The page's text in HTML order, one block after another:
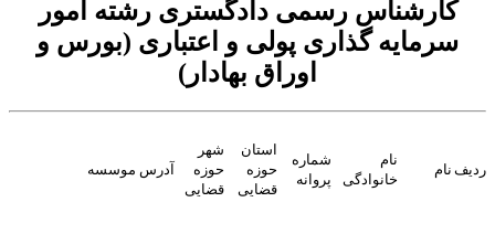
کارشناس رسمی دادگستری رشته امور
سرمایه گذاری پولی و اعتباری (بورس و
اوراق بهادار)
ردیف نام
نام
خانوادگی
شماره
پروانه
استان
حوزه
قضایی
شهر
حوزه
قضایی
آدرس موسسه